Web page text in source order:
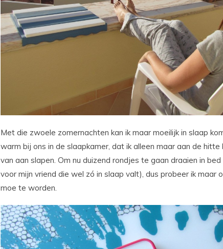
Met die zwoele zomernachten kan ik maar moeilijk in slaap
warm bij ons in de slaapkamer, dat ik alleen maar aan de hitte
van aan slapen. Om nu duizend rondjes te gaan draaien in
voor mijn vriend die wel zó in slaap valt), dus probeer ik maar
moe te worden.